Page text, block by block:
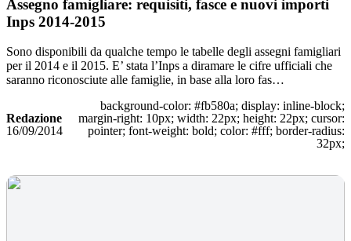
Assegno famigliare: requisiti, fasce e nuovi importi
Inps 2014-2015
Sono disponibili da qualche tempo le tabelle degli assegni famigliari
per il 2014 e il 2015. E’ stata l’Inps a diramare le cifre ufficiali che
saranno riconosciute alle famiglie, in base alla loro fas…
Redazione
16/09/2014
background-color: #fb580a; display: inline-block;
margin-right: 10px; width: 22px; height: 22px; cursor:
pointer; font-weight: bold; color: #fff; border-radius:
32px;